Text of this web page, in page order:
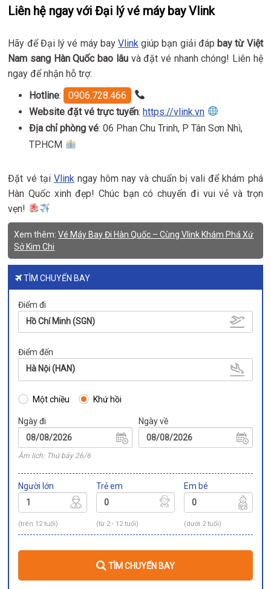
Liên hệ ngay với Đại lý vé máy bay Vlink
Hãy để Đại lý vé máy bay Vlink giúp bạn giải đáp bay từ Việt
Nam sang Hàn Quốc bao lâuvà đặt vé nhanh chóng! Liên hệ
ngay để nhận hỗ trợ:
Hotline:
0906.728.466
Website đặt vé trực tuyến:https://vlink.vn
Địa chỉ phòng vé: 06 Phan Chu Trinh, P Tân Sơn Nhì,
TP.HCM
Đặt vé tại Vlink ngay hôm nay và chuẩn bị vali để khám phá
Hàn Quốc xinh đẹp! Chúc bạn có chuyến đi vui vẻ và trọn
vẹn!
Xem thêm:Vé Máy Bay Đi Hàn Quốc – Cùng Vlink Khám Phá Xứ
Sở Kim Chi
TÌM CHUYẾN BAY
Điểm đi
Hồ Chí Minh (SGN)
Điểm đến
Hà Nội (HAN)
Một chiều Khứ hồi
Ngày đi
Âm lịch: Thứ bảy 26/6
Ngày về
Người lớn
(trên 12 tuổi)
Trẻ em
(từ 2 - 12 tuổi)
Em bé
(dưới 2 tuổi)
TÌM CHUYẾN BAY